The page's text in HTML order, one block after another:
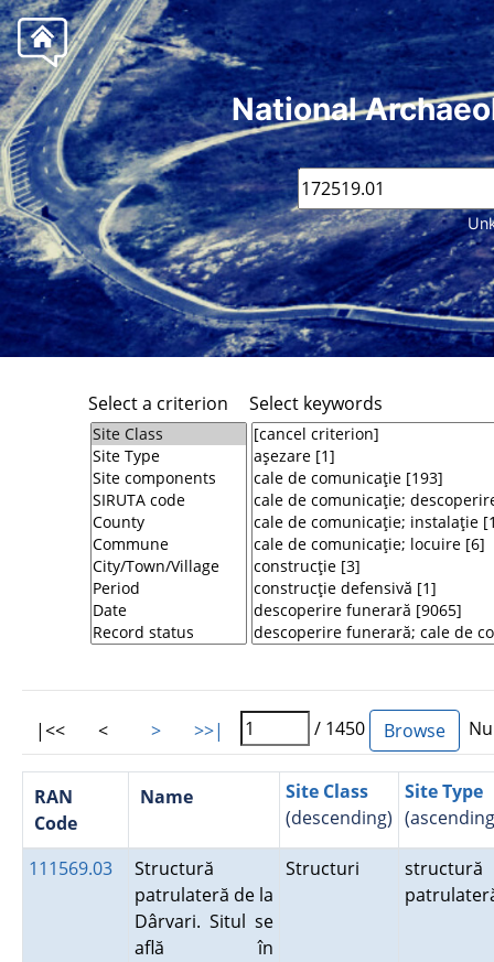
National
Select a criterion Select keywords
|<< < > >>| / 1450
RAN
Code
Name
Site Class
(descending)
Site Type
111569.03
Structură
patrulateră de la
Dârvari. Situl se
află în
Structuri
structură